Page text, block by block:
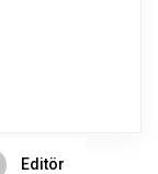
Editör